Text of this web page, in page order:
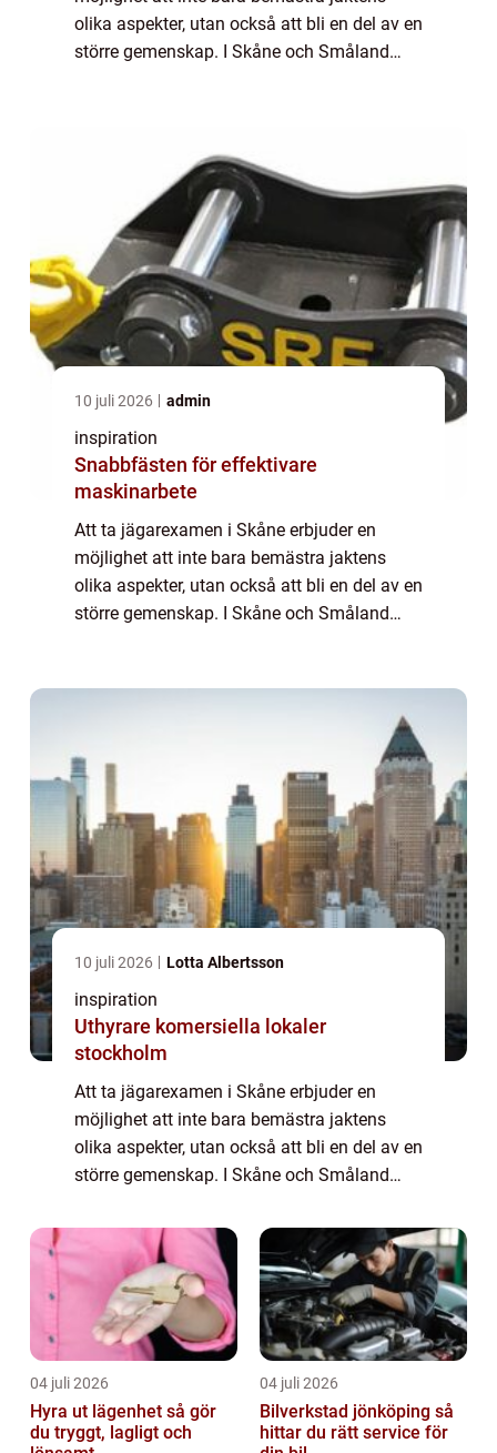
olika aspekter, utan också att bli en del av en
större gemenskap. I Skåne och Småland
10 juli 2026 admin
inspiration
Snabbfästen för effektivare
maskinarbete
Att ta jägarexamen i Skåne erbjuder en
möjlighet att inte bara bemästra jaktens
olika aspekter, utan också att bli en del av en
större gemenskap. I Skåne och Småland
10 juli 2026 Lotta Albertsson
inspiration
Uthyrare komersiella lokaler
stockholm
Att ta jägarexamen i Skåne erbjuder en
möjlighet att inte bara bemästra jaktens
olika aspekter, utan också att bli en del av en
större gemenskap. I Skåne och Småland
04 juli 2026
Hyra ut lägenhet så gör
du tryggt, lagligt och
04 juli 2026
Bilverkstad jönköping så
hittar du rätt service för